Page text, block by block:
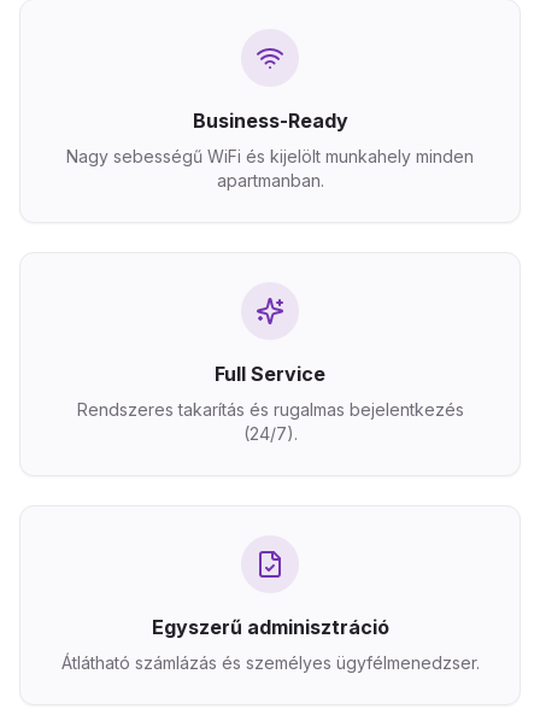
Business-Ready
Nagy sebességű WiFi és kijelölt munkahely minden
apartmanban.
Full Service
Rendszeres takarítás és rugalmas bejelentkezés
(24/7).
Egyszerű adminisztráció
Átlátható számlázás és személyes ügyfélmenedzser.